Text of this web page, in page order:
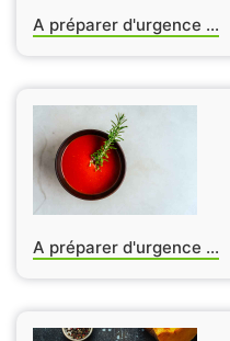
A préparer d'urgence ...
A préparer d'urgence ...